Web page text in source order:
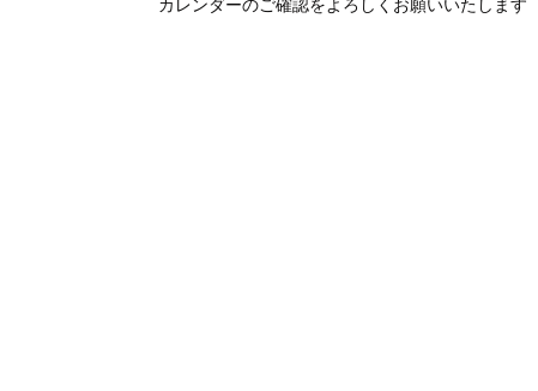
カレンダーのご確認をよろしくお願いいたします